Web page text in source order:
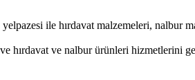
ile hırdavat malzemeleri, nalbur
hırdavat ve nalbur ürünleri hizmetlerini